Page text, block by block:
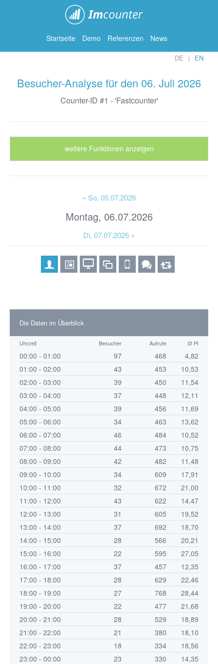
Startseite Demo Referenzen News
DE EN
Besucher-Analyse für den 06. Juli 2026
Counter-ID #1 - 'Fastcounter'
weitere Funktionen anzeigen
« So, 05.07.2026
Montag, 06.07.2026
Di, 07.07.2026 »
Die Daten im Überblick
Uhrzeit Besucher Aufrufe Ø PI
00:00 - 01:00 97 468
4,82
01:00 - 02:00
43 453
10,53
02:00 - 03:00
39 450
11,54
03:00 - 04:00
37 448
12,11
04:00 - 05:00
39 456
11,69
05:00 - 06:00
34 463
13,62
06:00 - 07:00
46 484
10,52
07:00 - 08:00
44 473
10,75
08:00 - 09:00
42 482
11,48
09:00 - 10:00
34 609
17,91
10:00 - 11:00
32 672
21,00
11:00 - 12:00
43 622
14,47
12:00 - 13:00
31 605
19,52
13:00 - 14:00
37 692
18,70
14:00 - 15:00
28 566
20,21
15:00 - 16:00
22 595
27,05
16:00 - 17:00
37 457
12,35
17:00 - 18:00
28 629
22,46
18:00 - 19:00
27 768
28,44
19:00 - 20:00
22 477
21,68
20:00 - 21:00
28 529
18,89
21:00 - 22:00
21 380
18,10
22:00 - 23:00
18 334
18,56
23:00 - 00:00
23 330
14,35